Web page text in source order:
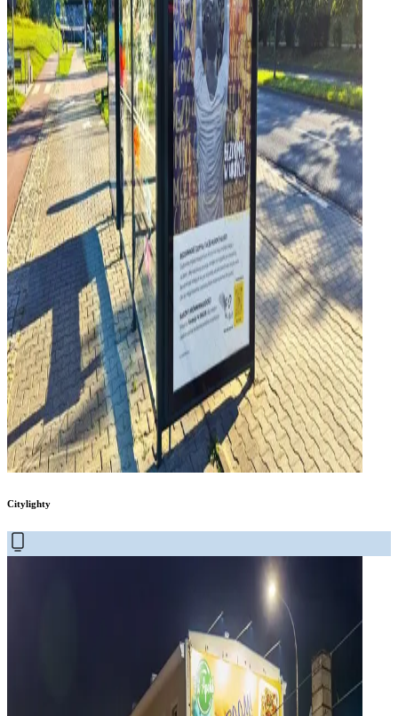
Citylighty